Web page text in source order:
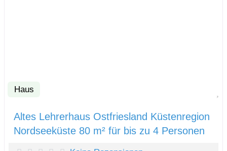
Haus
Altes Lehrerhaus Ostfriesland Küstenregion
Nordseeküste 80 m² für bis zu 4 Personen